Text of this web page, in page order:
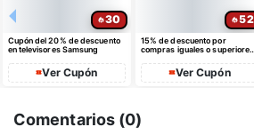
30
Cupón del 20% de descuento
en televisores Samsung
Ver Cupón
52
15% de descuento por
compras iguales o superiores
de dto
Ver Cupón
Comentarios (0)